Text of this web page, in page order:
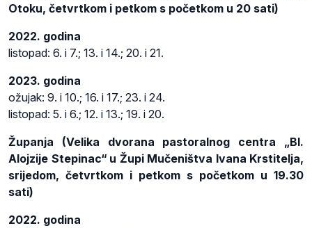
Otoku, četvrtkom i petkom s početkom u 20 sati)
2022. godina
listopad: 6. i 7.; 13. i 14.; 20. i 21.
2023. godina
ožujak: 9. i 10.; 16. i 17.; 23. i 24.
listopad: 5. i 6.; 12. i 13.; 19. i 20.
Županja (Velika dvorana pastoralnog centra „Bl.
Alojzije Stepinac“ u Župi Mučeništva Ivana Krstitelja,
srijedom, četvrtkom i petkom s početkom u 19.30
sati)
2022. godina